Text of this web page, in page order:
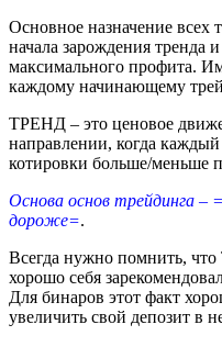
Основное назначение всех
начала зарождения тренда
максимального профита.
каждому начинающему
ТРЕНД – это ценовое
направлении, когда
котировки больше/меньше
Основа основ трейдинга –
дороже=.
Всегда нужно помнить,
хорошо себя
Для бинаров этот факт
увеличить свой депозит в